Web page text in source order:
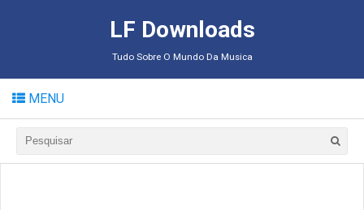
LF Downloads
Tudo Sobre O Mundo Da Musica
MENU